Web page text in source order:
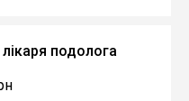
подолога